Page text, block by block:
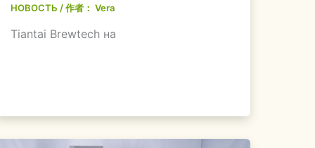
НОВОСТЬ / 作者： Vera
Tiantai Brewtech на